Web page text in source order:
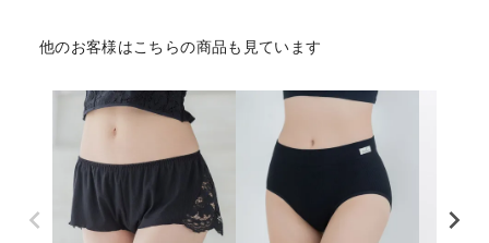
他のお客様はこちらの商品も見ています